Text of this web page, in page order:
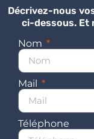
Décrivez-nous
ci-dessous. Et
Nom
Mail
Téléphone